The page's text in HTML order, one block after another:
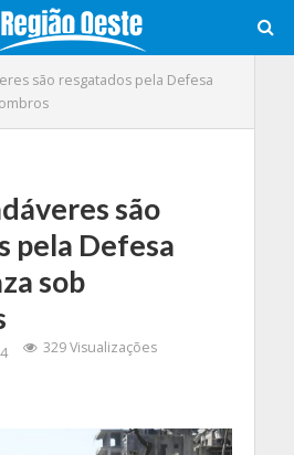
são resgatados pela Defesa
são
pela Defesa
sob
329 Visualizações